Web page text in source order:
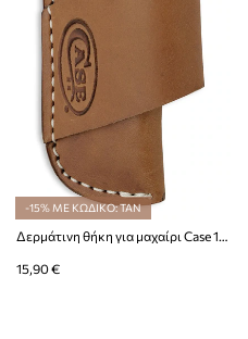
-15% ΜΕ ΚΩΔΙΚΟ: TAN
Δερμάτινη θήκη για μαχαίρι Case 12 x 7 cm
15,90 €